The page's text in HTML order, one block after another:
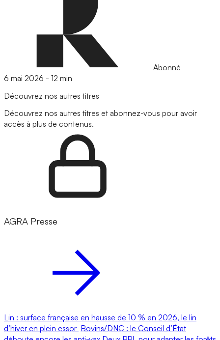
Abonné
6 mai 2026 - 12 min
Découvrez nos autres titres
Découvrez nos autres titres et abonnez-vous pour avoir
accès à plus de contenus.
AGRA Presse
Lin : surface française en hausse de 10 % en 2026, le lin
d’hiver en plein essor Bovins/DNC : le Conseil d’État